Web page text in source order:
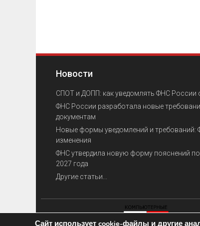
Новости
СПОТ и ДОПП: как уведомлять ФНС России
ФНС России разработала новые
документам
Новые формы уведомлений и требований:
изменения
ФНС утвердила новую форму пояснений
2027 года
Другие статьи...
Сайт использует cookie-файлы и другие